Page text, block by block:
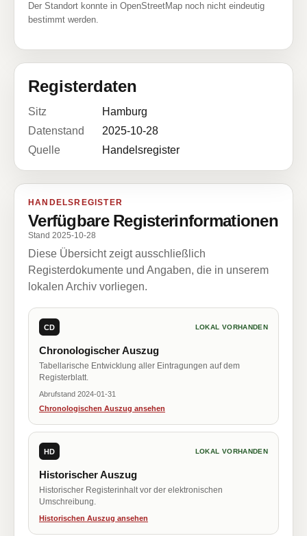
Der Standort konnte in OpenStreetMap noch nicht eindeutig
bestimmt werden.
Registerdaten
Sitz
Hamburg
Datenstand
2025-10-28
Quelle
Handelsregister
HANDELSREGISTER
Verfügbare Registerinformationen
Stand 2025-10-28
Diese Übersicht zeigt ausschließlich
Registerdokumente und Angaben, die in unserem
lokalen Archiv vorliegen.
CD LOKAL VORHANDEN
Chronologischer Auszug
Tabellarische Entwicklung aller Eintragungen auf dem
Registerblatt.
Abrufstand 2024-01-31
Chronologischen Auszug ansehen
HD LOKAL VORHANDEN
Historischer Auszug
Historischer Registerinhalt vor der elektronischen
Umschreibung.
Historischen Auszug ansehen